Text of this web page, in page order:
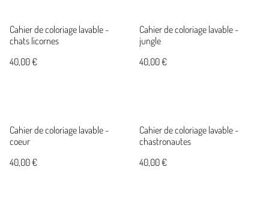
Cahier de coloriage lavable -
chats licornes
40,00 €
Cahier de coloriage lavable -
jungle
40,00 €
Cahier de coloriage lavable -
coeur
40,00 €
Cahier de coloriage lavable -
chastronautes
40,00 €